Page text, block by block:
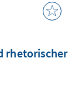
rhetorischer